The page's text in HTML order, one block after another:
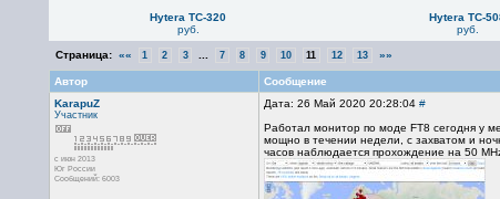
Hytera TC-320
руб.
Hytera TC-
руб.
Страница: «« 1 2 3 7 8 9 10 11 12 13 »»
Автор
Сообщение
KarapuZ
Участник
с июн 2013
Юг России
Сообщений: 6003
Дата: 26 Май 2020 20:28:04 #
Работал монитор по моде FT8 сегодня у
мощно в течении недели, с захватом и
часов наблюдается прохождение на 50